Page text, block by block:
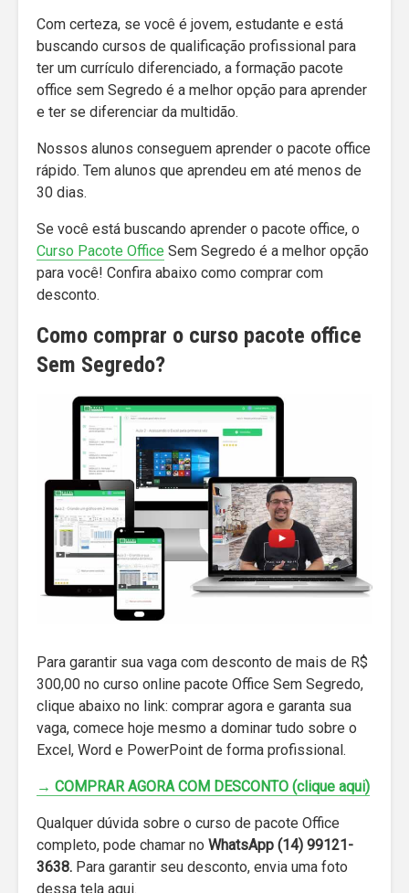
Com certeza, se você é jovem, estudante e está
buscando cursos de qualificação profissional para
ter um currículo diferenciado, a formação pacote
office sem Segredo é a melhor opção para aprender
e ter se diferenciar da multidão.
Nossos alunos conseguem aprender o pacote office
rápido. Tem alunos que aprendeu em até menos de
30 dias.
Se você está buscando aprender o pacote office, o
Curso Pacote Office Sem Segredo é a melhor opção
para você! Confira abaixo como comprar com
desconto.
Como comprar o curso pacote office
Sem Segredo?
Para garantir sua vaga com desconto de mais de R$
300,00 no curso online pacote Office Sem Segredo,
clique abaixo no link: comprar agora e garanta sua
vaga, comece hoje mesmo a dominar tudo sobre o
Excel, Word e PowerPoint de forma profissional.
→ COMPRAR AGORA COM DESCONTO (clique aqui)
Qualquer dúvida sobre o curso de pacote Office
completo, pode chamar no WhatsApp (14) 99121-
3638. Para garantir seu desconto, envia uma foto
dessa tela aqui.